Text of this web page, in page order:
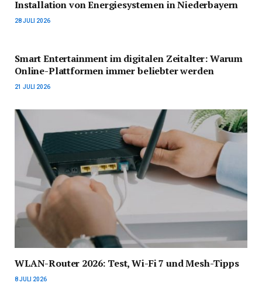
Installation von Energiesystemen in Niederbayern
28 JULI 2026
Smart Entertainment im digitalen Zeitalter: Warum
Online-Plattformen immer beliebter werden
21 JULI 2026
WLAN-Router 2026: Test, Wi-Fi 7 und Mesh-Tipps
8 JULI 2026